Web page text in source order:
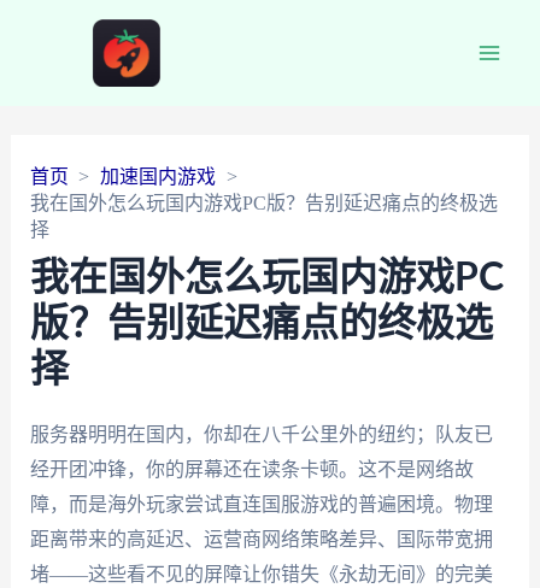
首页
加速国内游戏
我在国外怎么玩国内游戏PC版？告别延迟痛点的终极选
择
我在国外怎么玩国内游戏PC
版？告别延迟痛点的终极选
择
服务器明明在国内，你却在八千公里外的纽约；队友已
经开团冲锋，你的屏幕还在读条卡顿。这不是网络故
障，而是海外玩家尝试直连国服游戏的普遍困境。物理
距离带来的高延迟、运营商网络策略差异、国际带宽拥
堵——这些看不见的屏障让你错失《永劫无间》的完美